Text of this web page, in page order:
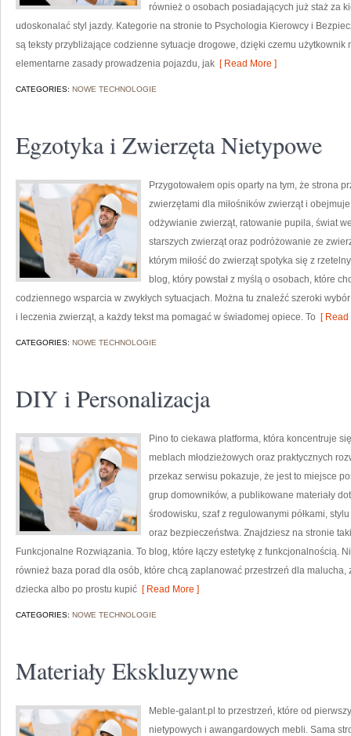
również o osobach posiadających już staż za
udoskonalać styl jazdy. Kategorie na stronie to Psychologia Kierowcy i
są teksty przybliżające codzienne sytuacje drogowe, dzięki czemu
elementarne zasady prowadzenia pojazdu, jak [ Read More ]
CATEGORIES: NOWE TECHNOLOGIE
Egzotyka i Zwierzęta Nietypowe
Przygotowałem opis oparty na tym, że strona
zwierzętami dla miłośników zwierząt i
odżywianie zwierząt, ratowanie pupila, świat
starszych zwierząt oraz podróżowanie ze
którym miłość do zwierząt spotyka się z
blog, który powstał z myślą o osobach, które
codziennego wsparcia w zwykłych sytuacjach. Można tu znaleźć szeroki
i leczenia zwierząt, a każdy tekst ma pomagać w świadomej opiece. To [ Read
CATEGORIES: NOWE TECHNOLOGIE
DIY i Personalizacja
Pino to ciekawa platforma, która koncentruje
meblach młodzieżowych oraz praktycznych
przekaz serwisu pokazuje, że jest to miejsce
grup domowników, a publikowane materiały
środowisku, szaf z regulowanymi półkami,
oraz bezpieczeństwa. Znajdziesz na stronie
Funkcjonalne Rozwiązania. To blog, które łączy estetykę z funkcjonalnością.
również baza porad dla osób, które chcą zaplanować przestrzeń dla
dziecka albo po prostu kupić [ Read More ]
CATEGORIES: NOWE TECHNOLOGIE
Materiały Ekskluzywne
Meble-galant.pl to przestrzeń, które od
nietypowych i awangardowych mebli. Sama